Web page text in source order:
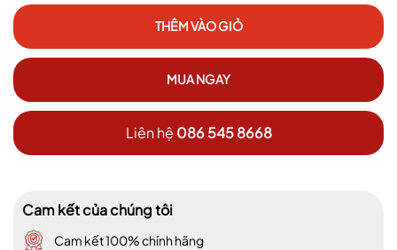
THÊM VÀO GIỎ
MUA NGAY
Liên hệ 086 545 8668
Cam kết của chúng tôi
Cam kết 100% chính hãng